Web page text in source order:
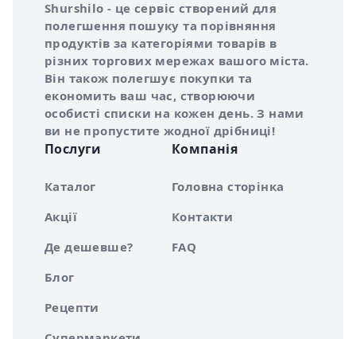
Про сервіс Shurshilo
Shurshilo - це сервіс створений для
полегшення пошуку та порівняння
продуктів за категоріями товарів в
різних торгових мережах вашого міста.
Він також полегшує покупки та
економить ваш час, створюючи
особисті списки на кожен день. З нами
ви не пропустите жодної дрібниці!
Послуги
Каталог
Акції
Де дешевше?
Блог
Рецепти
Компанія
Головна сторінка
Контакти
FAQ